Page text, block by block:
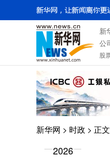
新
公
股
新华网 > 时政 > 正文
2026